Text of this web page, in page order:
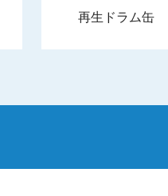
再生ドラム缶